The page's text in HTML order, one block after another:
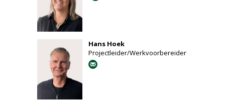
Hans Hoek
Projectleider/Werkvoorbereider